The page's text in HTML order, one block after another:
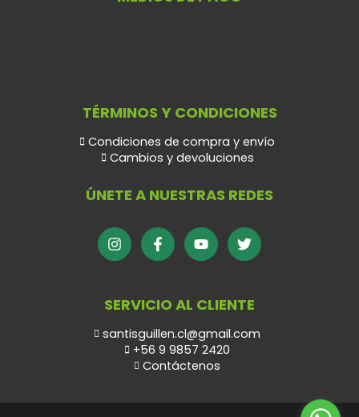
TÉRMINOS Y CONDICIONES
Condiciones de compra y envío
Cambios y devoluciones
ÚNETE A NUESTRAS REDES
SERVICIO AL CLIENTE
santisguillen.cl@gmail.com
+56 9 9857 2420
Contáctenos